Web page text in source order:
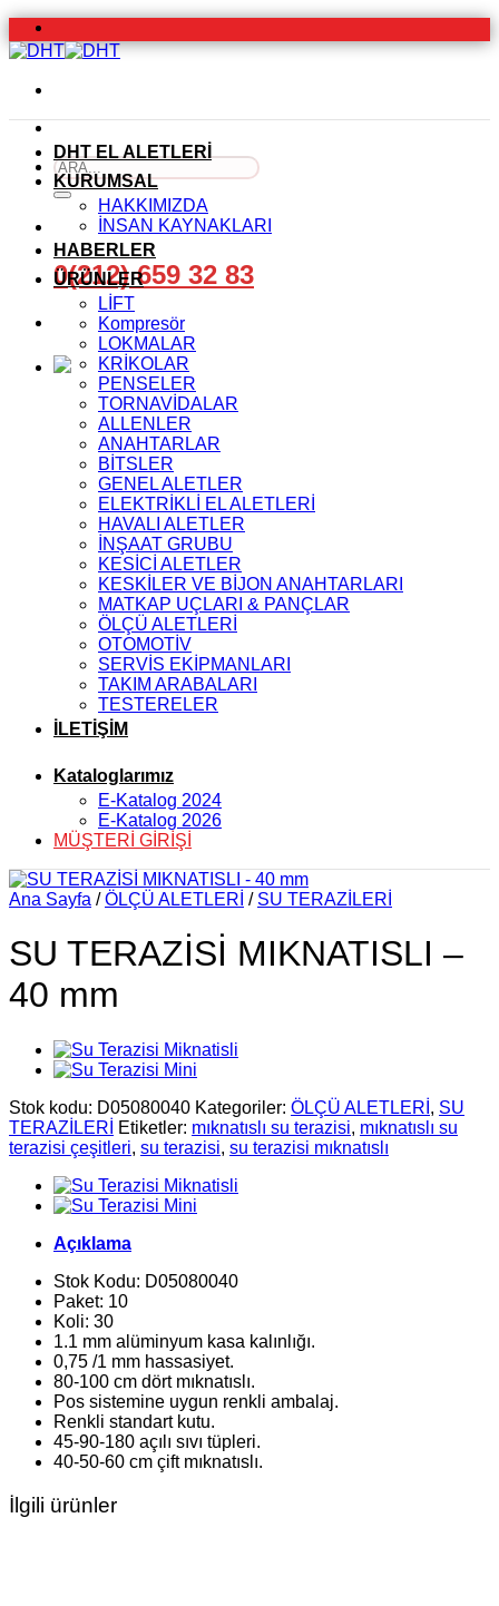
İçeriğe
atla
Ara:
0(212) 659 32 83
DHT EL ALETLERİ
KURUMSAL
HAKKIMIZDA
İNSAN KAYNAKLARI
HABERLER
ÜRÜNLER
LİFT
Kompresör
LOKMALAR
KRİKOLAR
PENSELER
TORNAVİDALAR
ALLENLER
ANAHTARLAR
BİTSLER
GENEL ALETLER
ELEKTRİKLİ EL ALETLERİ
HAVALI ALETLER
İNŞAAT GRUBU
KESİCİ ALETLER
KESKİLER VE BİJON ANAHTARLARI
MATKAP UÇLARI & PANÇLAR
ÖLÇÜ ALETLERİ
OTOMOTİV
SERVİS EKİPMANLARI
TAKIM ARABALARI
TESTERELER
İLETİŞİM
Kataloglarımız
E-Katalog 2024
E-Katalog 2026
MÜŞTERİ GİRİŞİ
Ana Sayfa / ÖLÇÜ ALETLERİ / SU TERAZİLERİ
SU TERAZİSİ MIKNATISLI –
40 mm
Stok kodu: D05080040 Kategoriler: ÖLÇÜ ALETLERİ , SU
TERAZİLERİ
Etiketler: mıknatıslı su terazisi, mıknatıslı su
terazisi çeşitleri, su terazisi, su terazisi mıknatıslı
Açıklama
Stok Kodu: D05080040
Paket: 10
Koli: 30
1.1 mm alüminyum kasa kalınlığı.
0,75 /1 mm hassasiyet.
80-100 cm dört mıknatıslı.
Pos sistemine uygun renkli ambalaj.
Renkli standart kutu.
45-90-180 açılı sıvı tüpleri.
40-50-60 cm çift mıknatıslı.
İlgili ürünler